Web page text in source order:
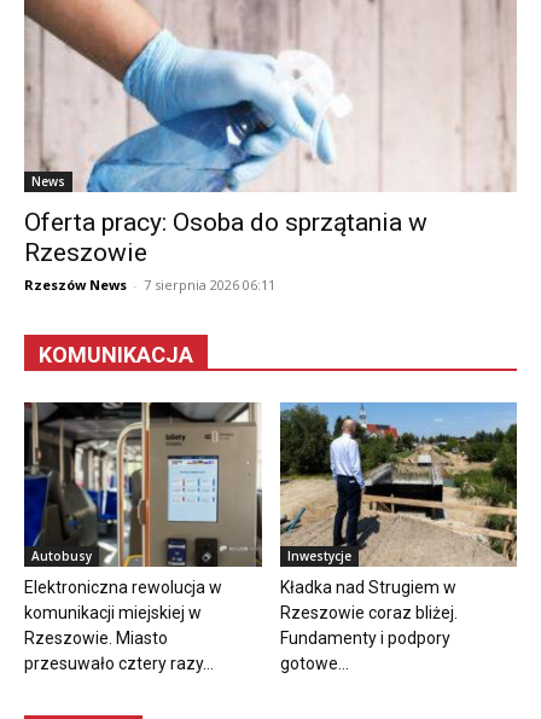
News
Oferta pracy: Osoba do sprzątania w
Rzeszowie
Rzeszów News - 7 sierpnia 2026 06:11
KOMUNIKACJA
Autobusy
Elektroniczna rewolucja w
komunikacji miejskiej w
Rzeszowie. Miasto
przesuwało cztery razy...
Inwestycje
Kładka nad Strugiem w
Rzeszowie coraz bliżej.
Fundamenty i podpory
gotowe...